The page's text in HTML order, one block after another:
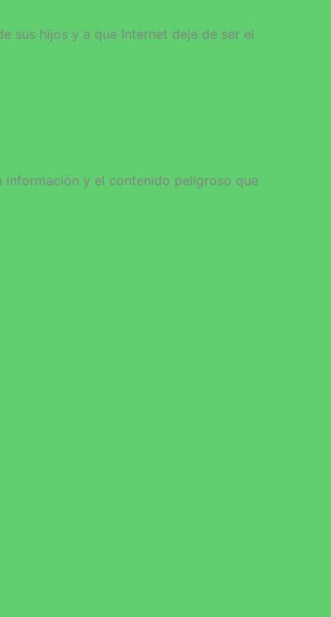
sus hijos y a que Internet deje de ser el
información y el contenido peligroso que